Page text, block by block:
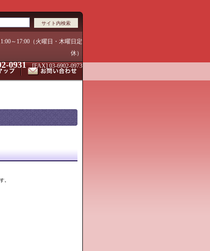
～17:00（火曜日・木曜日定
休）
0931[FAX] 03-6902-0973
。